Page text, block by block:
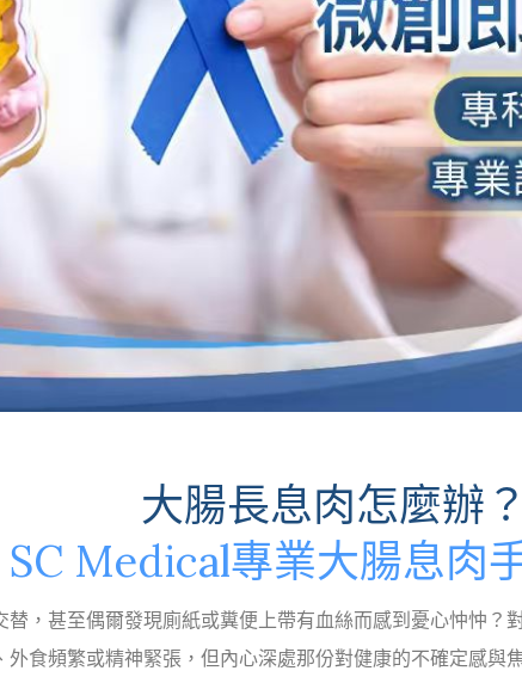
大腸長息肉怎麼辦？
SC Medical專業大腸息肉
，甚至偶爾發現廁紙或糞便上帶有血絲而感到憂心忡忡
食頻繁或精神緊張，但內心深處那份對健康的不確定感與